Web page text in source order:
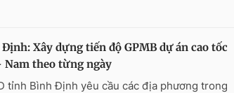
Xây dựng tiến độ GPMB dự án cao tốc
Nam theo từng ngày
tỉnh Bình Định yêu cầu các địa phương trong